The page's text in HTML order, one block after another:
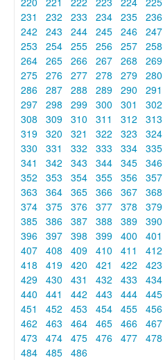
231
232 233 234 235 236
242
243 244 245 246 247
253
254 255 256 257 258
264 265 266 267 268 269
275 276 277 278 279 280
286 287 288 289 290 291
297 298 299 300 301 302
308
309 310 311 312 313
319 320 321 322 323 324
330
331 332 333 334 335
341
342 343 344 345 346
352
353 354 355 356 357
363
364 365 366 367 368
374 375 376 377 378 379
385 386 387 388 389 390
396 397 398 399 400 401
407 408 409 410 411 412
418
419 420 421 422 423
429 430 431 432 433 434
440
441 442 443 444 445
451
452 453 454 455 456
462
463 464 465 466 467
473
474 475 476 477 478
484 485 486